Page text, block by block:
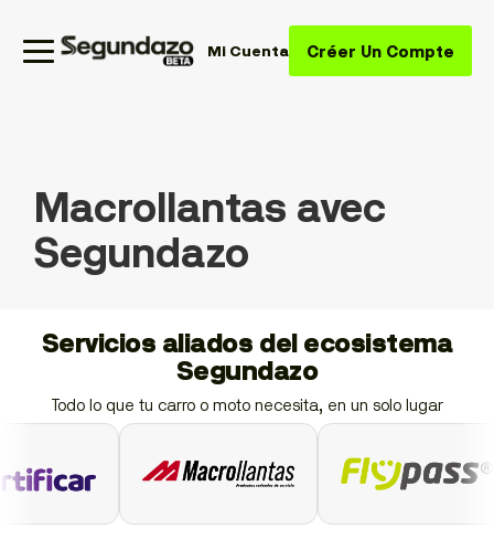
Mi Cuenta Créer Un Compte
Macrollantas avec
Segundazo
Servicios aliados del ecosistema
Segundazo
Todo lo que tu carro o moto necesita, en un solo lugar